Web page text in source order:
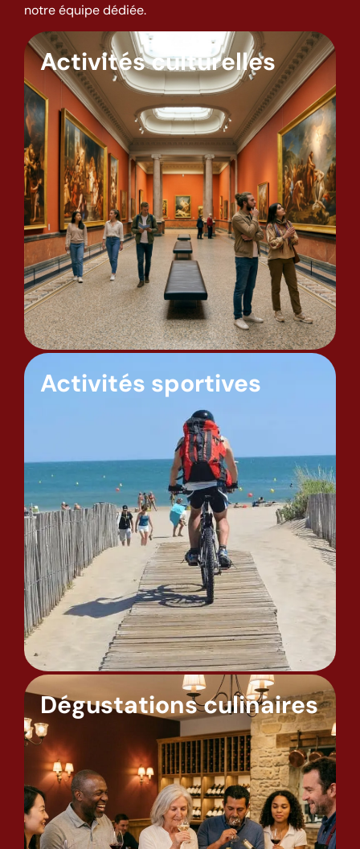
notre équipe dédiée.
Activités culturelles
Activités sportives
Dégustations culinaires